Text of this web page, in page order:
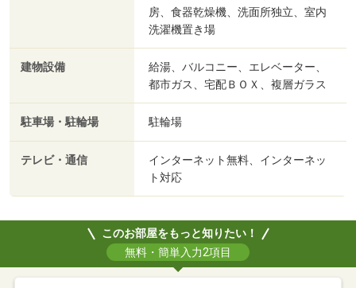
房、食器乾燥機、洗面所独立、室内
洗濯機置き場
建物設備
給湯、バルコニー、エレベーター、
都市ガス、宅配ＢＯＸ、複層ガラス
駐車場・駐輪場 駐輪場
テレビ・通信
インターネット無料、インターネッ
ト対応
このお部屋をもっと知りたい！
無料・簡単入力2項目